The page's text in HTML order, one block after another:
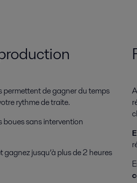
permettent de gagner du temps
rythme de traite.
boues sans intervention
gagnez jusqu’à plus de 2 heures